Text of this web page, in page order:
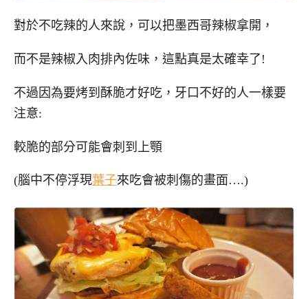
對於不吃辣的人來說，可以把墨西哥辣椒拿開，
而不是辣椒入肉排內佐味，這點真是太確幸了!
不過因為要烤到酥脆才好吃，牙口不好的人一樣要
注意:
較脆的部分可能會刺到上顎
(腦中不停浮現葉子來吃會被刺傷的畫面….)